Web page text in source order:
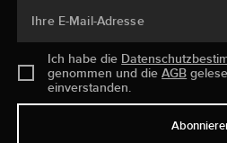
Ihre E-Mail-Adresse
Ich habe die
genommen und dieAGB
einverstanden.